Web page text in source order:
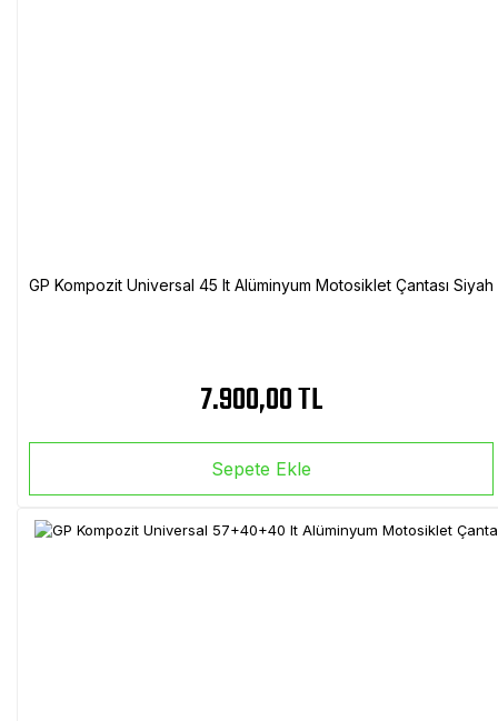
GP Kompozit Universal 45 lt Alüminyum Motosiklet Çantası Siyah
7.900,00 TL
Sepete Ekle